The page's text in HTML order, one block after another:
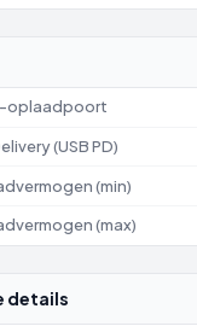
oplaadpoort
(USB PD)
(min)
(max)
details